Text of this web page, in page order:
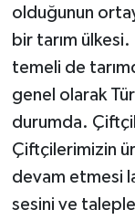
olduğunun
bir tarım ülkesi.
temeli de
genel olarak
durumda.
Çiftçilerimizin
devam etmesi
sesini ve